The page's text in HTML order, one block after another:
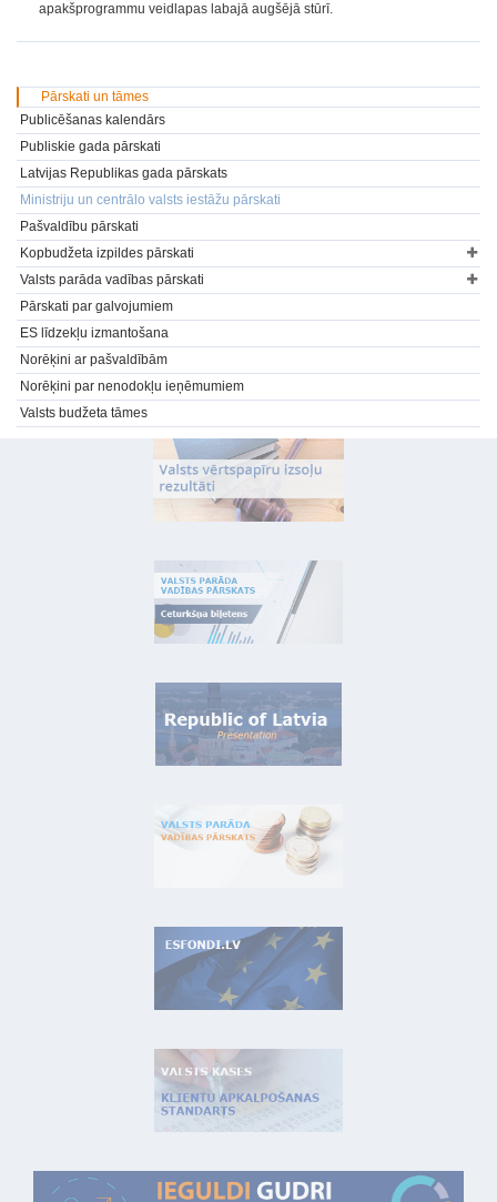
apakšprogrammu veidlapas labajā augšējā stūrī.
Pārskati un tāmes
Publicēšanas kalendārs
Publiskie gada pārskati
Latvijas Republikas gada pārskats
Ministriju un centrālo valsts iestāžu pārskati
Pašvaldību pārskati
Kopbudžeta izpildes pārskati
Valsts parāda vadības pārskati
Pārskati par galvojumiem
ES līdzekļu izmantošana
Norēķini ar pašvaldībām
Norēķini par nenodokļu ieņēmumiem
Valsts budžeta tāmes